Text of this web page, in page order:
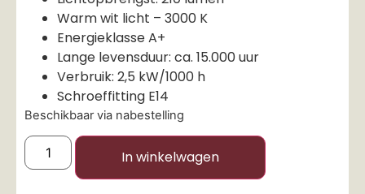
Warm wit licht – 3000 K
Energieklasse A+
Lange levensduur: ca. 15.000 uur
Verbruik: 2,5 kW/1000 h
Schroeffitting E14
Beschikbaar via nabestelling
In winkelwagen